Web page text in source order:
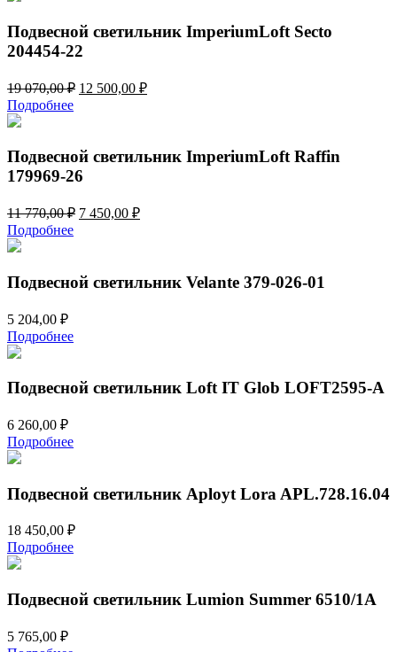
500,00 ₽.
Подвесной светильник ImperiumLoft Secto
204454-22
19 070,00₽ Первоначальная
070,00 ₽.
12 500,00 ₽Текущая
Подробнее
Подвесной светильник ImperiumLoft Raffin
179969-26
11 770,00₽ Первоначальная
770,00 ₽.
7 450,00 ₽Текущая
Подробнее
Подвесной светильник Velante 379-026-01
5 204,00 ₽
Подробнее
Подвесной светильник Loft IT Glob LOFT2595-A
6 260,00 ₽
Подробнее
Подвесной светильник Aployt Lora APL.728.16.04
18 450,00 ₽
Подробнее
Подвесной светильник Lumion Summer 6510/1A
5 765,00 ₽